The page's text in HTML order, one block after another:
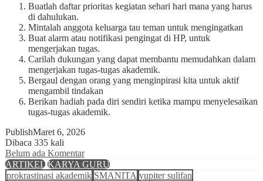
Buatlah daftar prioritas kegiatan sehari hari mana yang harus
di dahulukan.
Mintalah anggota keluarga tau teman untuk mengingatkan
Buat alarm atau notifikasi pengingat di HP, untuk
mengerjakan tugas.
Carilah dukungan yang dapat membantu memudahkan dalam
mengerjakan tugas-tugas akademik.
Bergaul dengan orang yang menginpirasi kita untuk aktif
mengambil tindakan
Berikan hadiah pada diri sendiri ketika mampu menyelesaikan
tugas-tugas akademik.
PublishMaret 6, 2026
Dibaca 335 kali
Belum ada Komentar
ARTIKEL KARYA GURU
prokrastinasi akademik SMANITA yupiter sulifan